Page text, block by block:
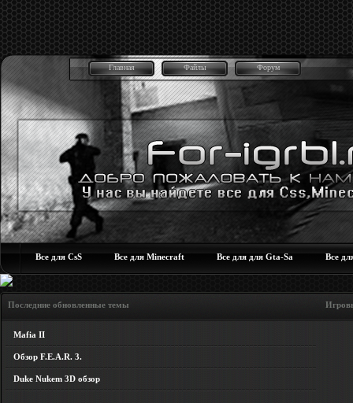
Главная Файлы Форум
Все для CsS Все для Minecraft Все для для Gta-Sa Все
Последние обновленные темы Игровые
Mafia II
Обзор F.E.A.R. 3.
Duke Nukem 3D обзор